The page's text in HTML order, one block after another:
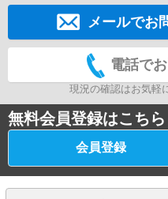
メールでお
電話で
現況の確認はお気軽
無料会員登録はこちら
会員登録